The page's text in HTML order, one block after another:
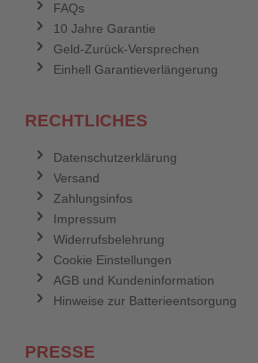
FAQs
10 Jahre Garantie
Geld-Zurück-Versprechen
Einhell Garantieverlängerung
RECHTLICHES
Datenschutzerklärung
Versand
Zahlungsinfos
Impressum
Widerrufsbelehrung
Cookie Einstellungen
AGB und Kundeninformation
Hinweise zur Batterieentsorgung
PRESSE